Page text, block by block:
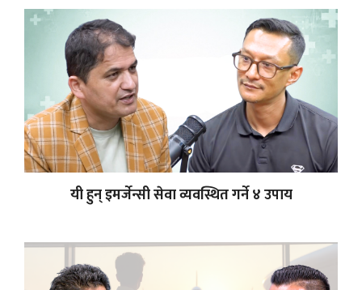
यी हुन् इमर्जेन्सी सेवा व्यवस्थित गर्ने ४ उपाय